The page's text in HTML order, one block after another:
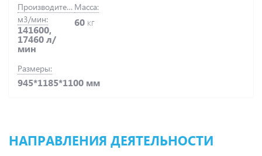
Производительность,
м3/мин:
141600,
17460 л/
мин
Масса:
60 кг
Размеры:
945*1185*1100 мм
НАПРАВЛЕНИЯ ДЕЯТЕЛЬНОСТИ